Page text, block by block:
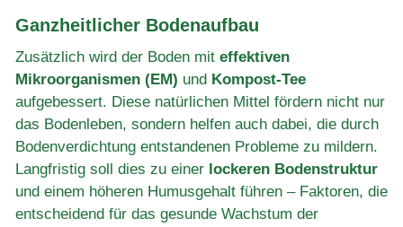
Ganzheitlicher Bodenaufbau
Zusätzlich wird der Boden mit effektiven
Mikroorganismen (EM) und Kompost-Tee
aufgebessert. Diese natürlichen Mittel fördern nicht nur
das Bodenleben, sondern helfen auch dabei, die durch
Bodenverdichtung entstandenen Probleme zu mildern.
Langfristig soll dies zu einer lockeren Bodenstruktur
und einem höheren Humusgehalt führen – Faktoren, die
entscheidend für das gesunde Wachstum der